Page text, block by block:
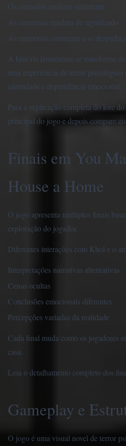
Os cômodos mudam sutilmente
As conversas mudam de significado
As memórias começam a se
A história lentamente se transforma
uma experiência de terror psicológico
identidade e dependência emocional.
Para a explicação completa do lore
principal do jogoe depois compare
Finais em You
House a Home
O jogo apresenta múltiplos finais
exploração do jogador.
Diferentes interações com Khol e o
Interpretações narrativas alternativas
Cenas ocultas
Conclusões emocionais diferentes
Percepções variadas da realidade
Cada final muda como os jogadores
casa.
Leia o detalhamento completo dos
Gameplay e
O jogo é uma visual novel de terror